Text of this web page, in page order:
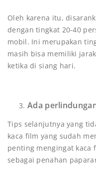
Oleh karena itu,
dengan tingkat 20-40
mobil. Ini merupakan
masih bisa memiliki
ketika di siang hari.
Ada
Tips selanjutnya yang
kaca film yang sudah
penting mengingat
sebagai penahan